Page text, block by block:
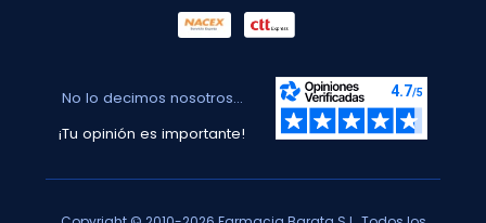
No lo decimos nosotros...
¡Tu opinión es importante!